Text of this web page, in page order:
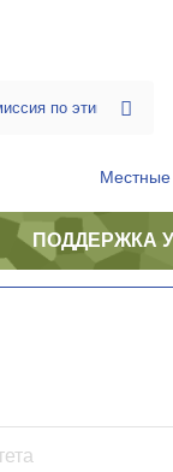
Местные
ПОДДЕРЖКА